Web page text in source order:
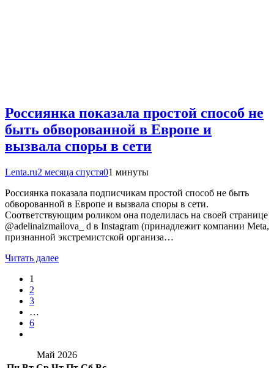
Россиянка показала простой способ не
быть обворованной в Европе и
вызвала споры в сети
Lenta.ru2 месяца спустя01 минуты
Россиянка показала подписчикам простой способ не быть
обворованной в Европе и вызвала споры в сети.
Соответствующим роликом она поделилась на своей странице
@adelinaizmailova_ d в Instagram (принадлежит компании Meta,
признанной экстремистской организа…
Читать далее
1
2
3
…
6
Май 2026